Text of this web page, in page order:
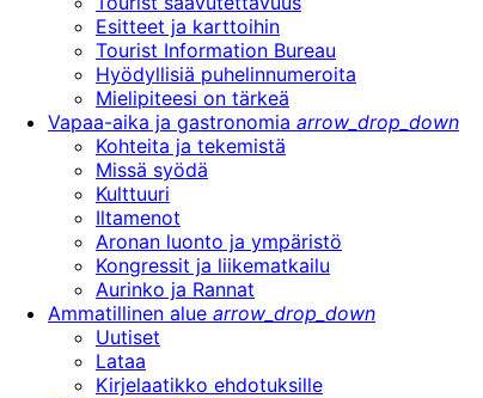
Esitteet ja karttoihin
Tourist Information Bureau
Hyödyllisiä puhelinnumeroita
Mielipiteesi on tärkeä
Vapaa-aika ja gastronomia arrow_drop_down
Kohteita ja tekemistä
Missä syödä
Kulttuuri
Iltamenot
Aronan luonto ja ympäristö
Kongressit ja liikematkailu
Aurinko ja Rannat
Ammatillinen alue arrow_drop_down
Uutiset
Lataa
Kirjelaatikko ehdotuksille